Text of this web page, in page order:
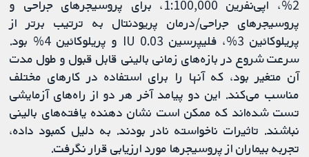
2%، اپی‌نفرین 1:100,000، برای پروسیجرهای جراحی و
پروسیجرهای جراحی/درمان پریودنتال به ترتیب برتر از
پریلوکائین 3%، فلیپرسین 0.03 IU و پریلوکائین 4% بود.
سرعت شروع در بازه‌های زمانی بالینی قابل قبول و طول مدت
آن متغیر بود، که آنها را برای استفاده در کار‌های مختلف
مناسب می‌کند. این دو پیامد آخر هر دو از راه‌های آزمایشی
تست شده‌اند که ممکن است نشان دهنده یافته‌های بالینی
نباشند. تاثیرات ناخواسته نادر بودند. به دلیل کمبود داده،
تجربه بیماران از پروسیجرها مورد ارزیابی قرار نگرفت.